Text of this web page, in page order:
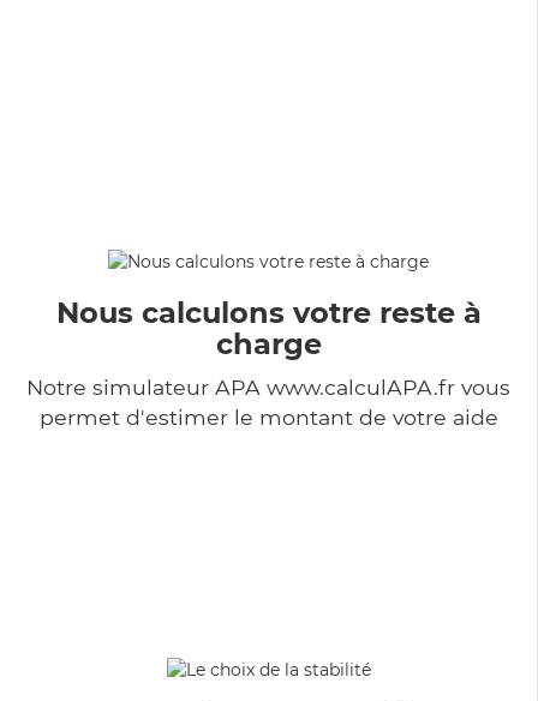
Nous calculons votre reste à
charge
Notre simulateur APA www.calculAPA.fr vous
permet d'estimer le montant de votre aide